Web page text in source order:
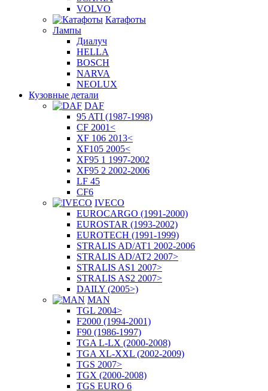
VOLVO
Катафоты
Лампы
Диалуч
HELLA
BOSCH
NARVA
NEOLUX
Кузовные детали
DAF
95 ATI (1987-1998)
CF 2001<
XF 106 2013<
XF105 2005<
XF95 1 1997-2002
XF95 2 2002-2006
LF 45
CF6
IVECO
EUROCARGO (1991-2000)
EUROSTAR (1993-2002)
EUROTECH (1991-1999)
STRALIS AD/AT1 2002-2006
STRALIS AD/AT2 2007>
STRALIS AS1 2007>
STRALIS AS2 2007>
DAILY (2005>)
MAN
TGL 2004>
F2000 (1994-2001)
F90 (1986-1997)
TGA L-LX (2000-2008)
TGA XL-XXL (2002-2009)
TGS 2007>
TGX (2000-2008)
TGS EURO 6